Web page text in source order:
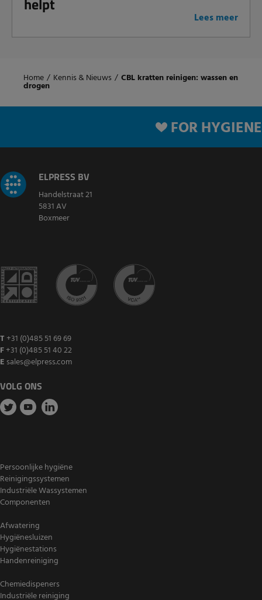
Lees meer
Home / Kennis & Nieuws / CBL kratten reinigen: wassen en
drogen
FOR HYGIENE
ELPRESS BV
Handelstraat 21
5831 AV
Boxmeer
T +31 (0)485 51 69 69
F+31 (0)485 51 40 22
E sales@elpress.com
VOLG ONS
Persoonlijke hygiëne
Reinigingssystemen
Industriële Wassystemen
Componenten
Afwatering
Hygiënesluizen
Hygiënestations
Handenreiniging
Chemiedispeners
Industriële reiniging